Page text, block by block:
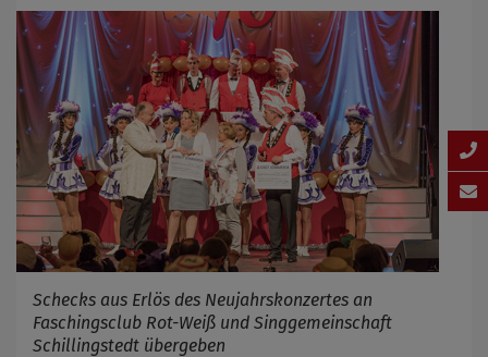
Schecks aus Erlös des Neujahrskonzertes an
Faschingsclub Rot-Weiß und Singgemeinschaft
Schillingstedt übergeben